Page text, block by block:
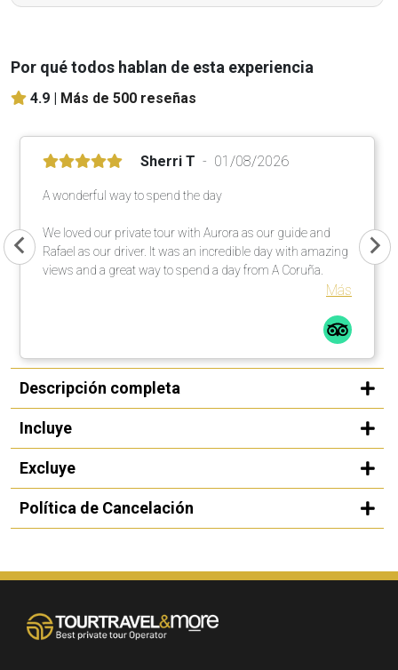
Por qué todos hablan de esta experiencia
4.9 | Más de 500 reseñas
Sherri T 01/08/2026
A wonderful way to spend the day
We loved our private tour with Aurora as our guide and
Rafael as our driver. It was an incredible day with amazing
views and a great way to spend a day from A Coruña.
Más
Descripción completa
Incluye
Excluye
Política de Cancelación